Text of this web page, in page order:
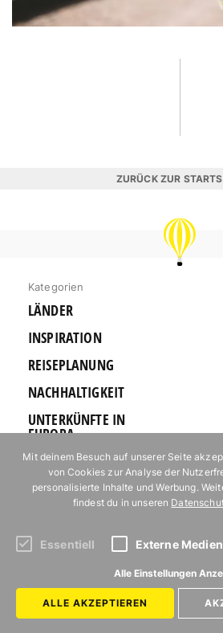
ZURÜCK ZUR
Kategorien
LÄNDER
INSPIRATION
REISEPLANUNG
NACHHALTIGKEIT
UNTERKÜNFTE IN
EUROPA
OUTDOOR
URLAUB FÜR
FOODIES
Abonniere unseren
Mit deinem Besuch auf unserer Seite
von Cookies zur Analyse der
personalisierte Inhalte und Werbung.
findest du in unseren
Essentiell Externe Medien
Alle Einstellungen
ALLE AKZEPTIEREN